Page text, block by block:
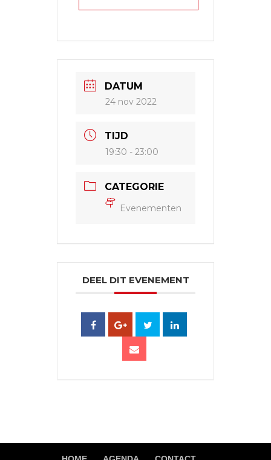
DATUM
24 nov 2022
TIJD
19:30 - 23:00
CATEGORIE
Evenementen
DEEL DIT EVENEMENT